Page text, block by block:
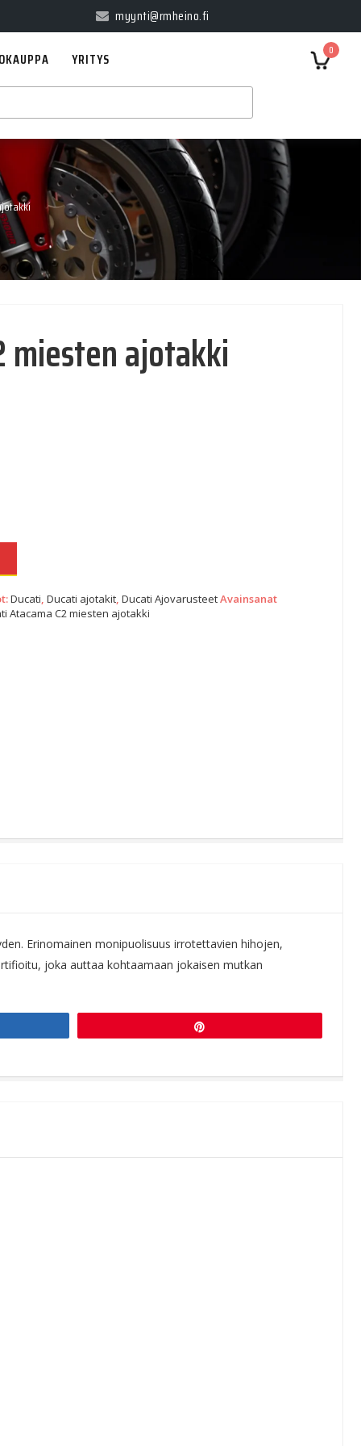
myynti@rmheino.fi
0
YRITYS
miesten ajotakki
Ducati,Ducati ajotakit,Ducati AjovarusteetAvainsanat
Atacama C2 miesten ajotakki
Erinomainen monipuolisuus irrotettavien hihojen,
joka auttaa kohtaamaan jokaisen mutkan